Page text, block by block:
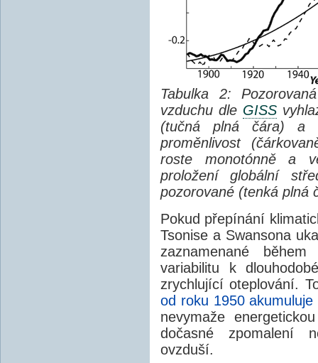
Tabulka 2:
vzduchu dle GISS
(tučná plná čára) a
proměnlivost
roste monotónně a
proložení globální
pozorované (tenká plná
Pokud přepínání
Tsonise a Swansona
zaznamenané
variabilitu k
zrychlující oteplování.
od roku 1950 akumuluje
nevymaže
dočasné zpomalení
ovzduší.